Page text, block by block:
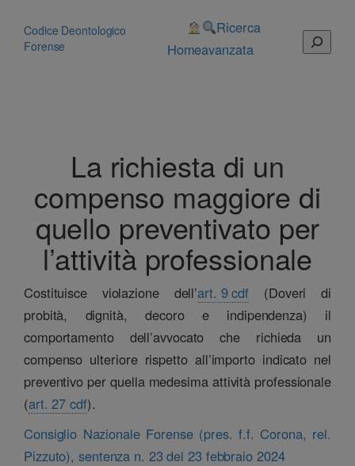
contenuto
Codice Deontologico
Forense
Home
Ricerca
avanzata
Cerca
La richiesta di un
compenso maggiore di
quello preventivato per
l’attività professionale
Costituisce violazione dell’art. 9 cdf (Doveri di
probità, dignità, decoro e indipendenza) il
comportamento dell’avvocato che richieda un
compenso ulteriore rispetto all’importo indicato nel
preventivo per quella medesima attività professionale
(art. 27 cdf).
Consiglio Nazionale Forense (pres. f.f. Corona, rel.
Pizzuto), sentenza n. 23 del 23 febbraio 2024